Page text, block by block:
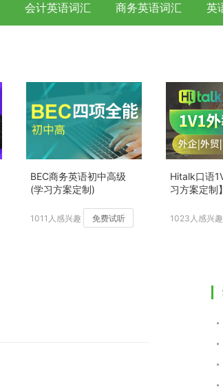
会计英语词汇 商务英语词汇 英
BEC商务英语初中高级
(学习方案定制)
1011人感兴趣 免费试听
Hitalk口语
习方案定制】
1023人感兴趣